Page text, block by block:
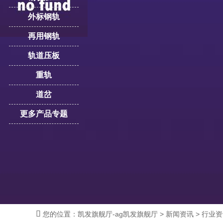
 您的位置： 凯发旗舰厅-ag凯发旗舰厅 > 新闻资讯 > 行业
外标钢轨
再用钢轨
轨道压板
重轨
道岔
更多产品专题